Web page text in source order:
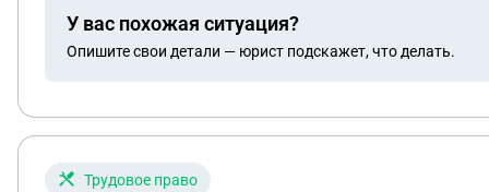
осужденный, который отбывает срок наказания а
У вас похожая ситуация?
Опишите свои детали — юрист подскажет, что делать.
Трудовое право